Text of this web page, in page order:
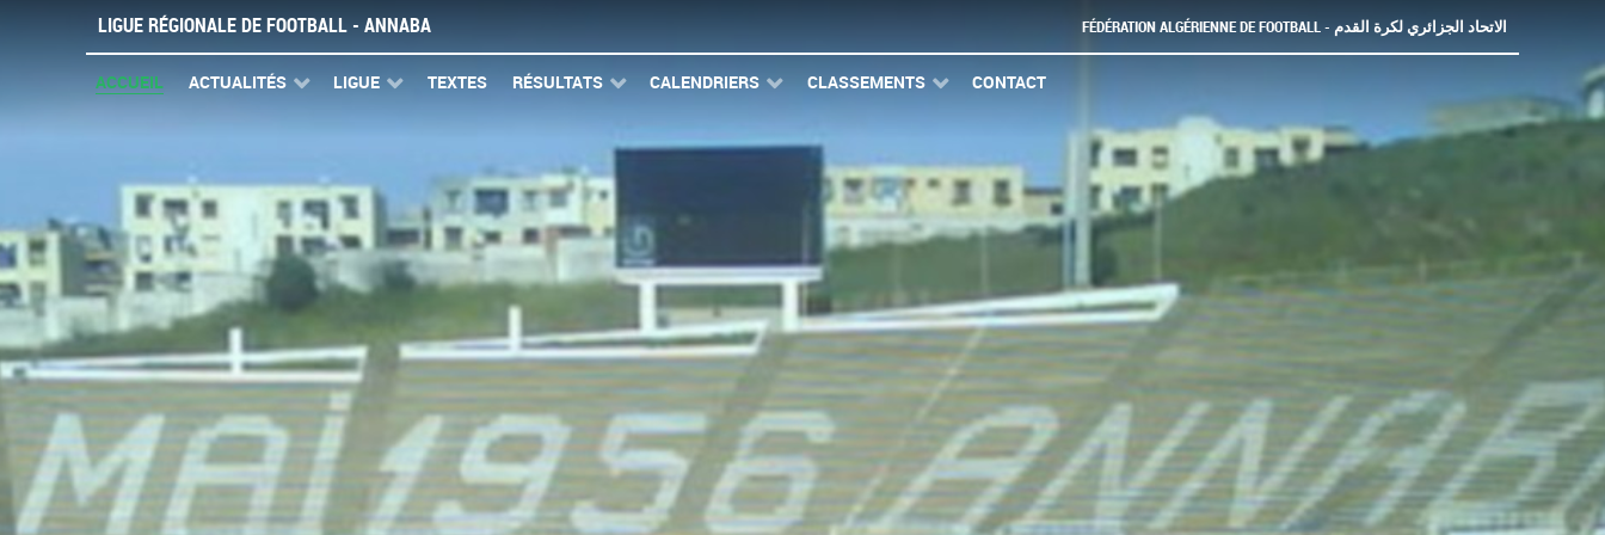
LIGUE RÉGIONALE DE FOOTBALL - ANNABA FÉDÉRATION ALGÉRIENNE DE FOOTBALL - الاتحاد الجزائري لكرة القدم
ACCUEIL ACTUALITÉS LIGUE TEXTES RÉSULTATS CALENDRIERS CLASSEMENTS CONTACT